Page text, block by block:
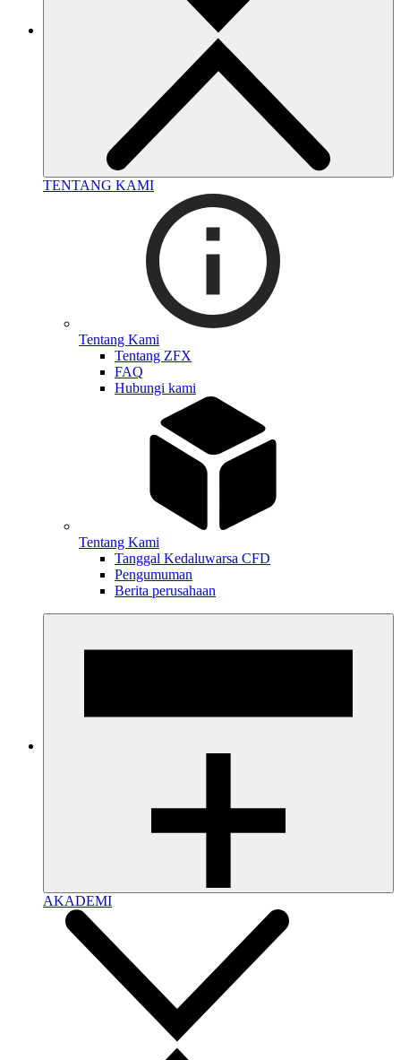
TENTANG KAMI
Tentang Kami
Tentang ZFX
FAQ
Hubungi kami
Tentang Kami
Tanggal Kedaluwarsa CFD
Pengumuman
Berita perusahaan
AKADEMI